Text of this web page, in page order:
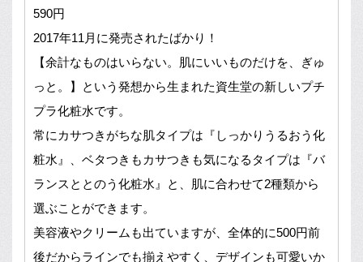
590円
2017年11月に発売されたばかり！
【余計なものはいらない。肌にいいものだけを、ぎゅ
っと。】という発想から生まれた資生堂の新しいプチ
プラ化粧水です。
常にカサつきがちな肌タイプは『しっかりうるおう化
粧水』、ベタつきもカサつきも気になるタイプは『バ
ランスととのう化粧水』と、肌に合わせて2種類から
選ぶことができます。
美容液やクリームも出ていますが、全体的に500円前
後だからラインでも揃えやすく、デザインも可愛いか